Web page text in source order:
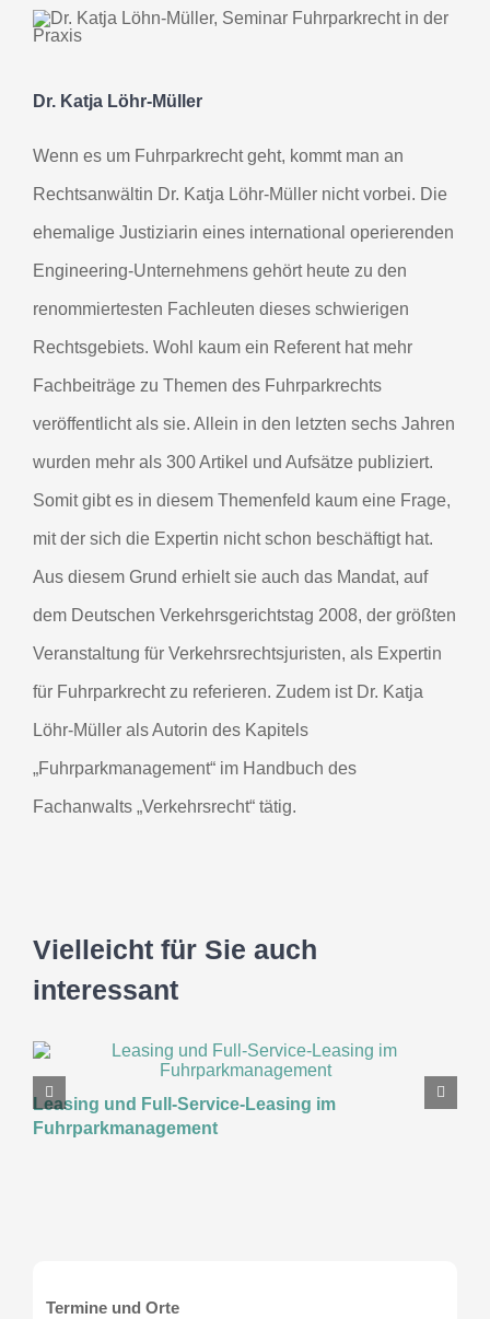
Dr. Katja Löhr-Müller
Wenn es um Fuhrparkrecht geht, kommt man an
Rechtsanwältin Dr. Katja Löhr-Müller nicht vorbei. Die
ehemalige Justiziarin eines international operierenden
Engineering-Unternehmens gehört heute zu den
renommiertesten Fachleuten dieses schwierigen
Rechtsgebiets. Wohl kaum ein Referent hat mehr
Fachbeiträge zu Themen des Fuhrparkrechts
veröffentlicht als sie. Allein in den letzten sechs Jahren
wurden mehr als 300 Artikel und Aufsätze publiziert.
Somit gibt es in diesem Themenfeld kaum eine Frage,
mit der sich die Expertin nicht schon beschäftigt hat.
Aus diesem Grund erhielt sie auch das Mandat, auf
dem Deutschen Verkehrsgerichtstag 2008, der größten
Veranstaltung für Verkehrsrechtsjuristen, als Expertin
für Fuhrparkrecht zu referieren. Zudem ist Dr. Katja
Löhr-Müller als Autorin des Kapitels
„Fuhrparkmanagement“ im Handbuch des
Fachanwalts „Verkehrsrecht“ tätig.
Vielleicht für Sie auch
interessant
Leasing und Full-Service-Leasing im
Fuhrparkmanagement
Termine und Orte